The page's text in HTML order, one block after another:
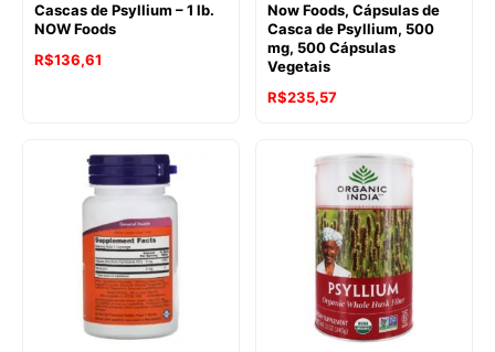
Cascas de Psyllium – 1 lb.
NOW Foods
O
R$183,66.
R$136,61
R$136,61.
Now Foods, Cápsulas de
Casca de Psyllium, 500
mg, 500 Cápsulas
Vegetais
R$235,57